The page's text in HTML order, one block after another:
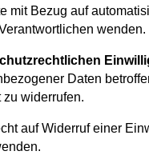
mit Bezug auf
wenden.
Daten
widerrufen.
auf Widerruf einer